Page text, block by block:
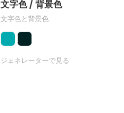
文字色 / 背景色
文字色と背景色
ジェネレーターで見る